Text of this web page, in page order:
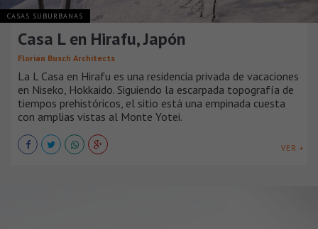
CASAS SUBURBANAS
Casa L en Hirafu, Japón
Florian Busch Architects
La L Casa en Hirafu es una residencia privada de vacaciones
en Niseko, Hokkaido. Siguiendo la escarpada topografía de
tiempos prehistóricos, el sitio está una empinada cuesta
con amplias vistas al Monte Yotei.
VER +